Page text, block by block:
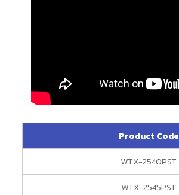
Product Code
WTX-2540PST
WTX-2545PST